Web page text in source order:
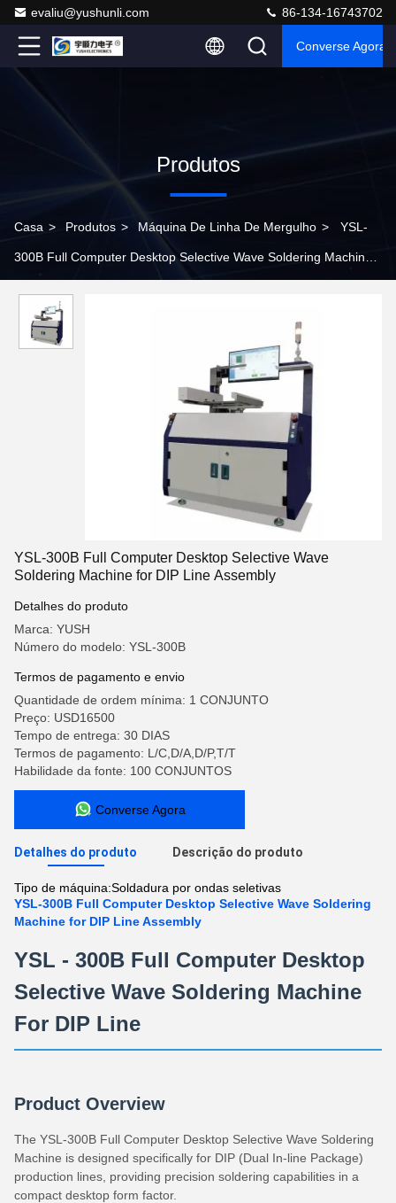
evaliu@yushunli.com 86-134-16743702
Converse Agora
Produtos
Casa > Produtos > Máquina De Linha De Mergulho > YSL-
300B Full Computer Desktop Selective Wave Soldering Machine
YSL-300B Full Computer Desktop Selective Wave
Soldering Machine for DIP Line Assembly
Detalhes do produto
Marca: YUSH
Número do modelo: YSL-300B
Termos de pagamento e envio
Quantidade de ordem mínima: 1 CONJUNTO
Preço: USD16500
Tempo de entrega: 30 DIAS
Termos de pagamento: L/C,D/A,D/P,T/T
Habilidade da fonte: 100 CONJUNTOS
Converse Agora
Detalhes do produto Descrição do produto
Tipo de máquina:Soldadura por ondas seletivas
YSL-300B Full Computer Desktop Selective Wave Soldering
Machine for DIP Line Assembly
YSL - 300B Full Computer Desktop
Selective Wave Soldering Machine
For DIP Line
Product Overview
The YSL-300B Full Computer Desktop Selective Wave Soldering
Machine is designed specifically for DIP (Dual In-line Package)
production lines, providing precision soldering capabilities in a
compact desktop form factor.